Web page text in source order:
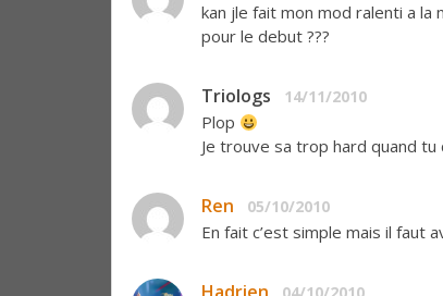
kan jle fait mon mod ralenti a
pour le debut ???
Triologs 14/11/2010
Plop
Je trouve sa trop hard quand tu
Ren 05/10/2010
En fait c’est simple mais il faut